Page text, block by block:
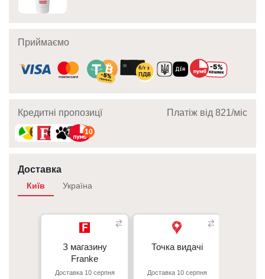
Приймаємо
Кредитні пропозицї Платіж від 821/мic
10 10 10 10
Доставка
Київ Україна
З магазину
Franke
Доставка 10 серпня
З магазину
Franke
Київ, пр. С. Бандери 23, ТЦ
Точка видачі
Доставка 10 серпня
Точка видачі
м. Київ пр. Відрадний, 95к